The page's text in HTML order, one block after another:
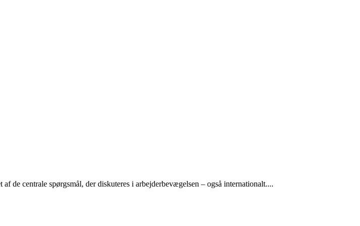
de centrale spørgsmål, der diskuteres i arbejderbevægelsen – også internationalt....